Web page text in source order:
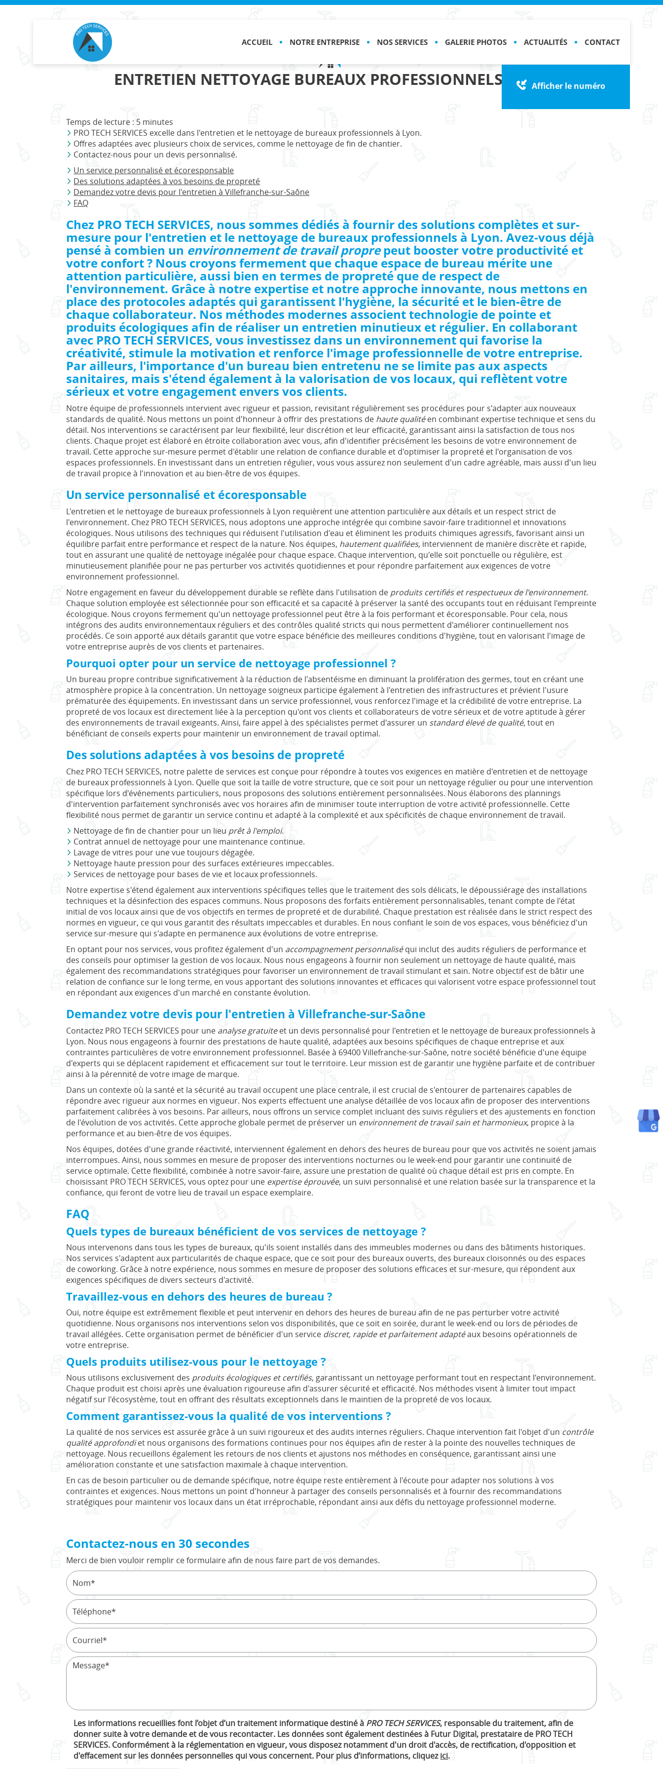
ACCUEIL NOTRE ENTREPRISE NOS SERVICES GALERIE PHOTOS ACTUALITÉS CONTACT
Afficher le numéro
ENTRETIEN NETTOYAGE BUREAUX PROFESSIONNELS LYON
Temps de lecture : 5 minutes
PRO TECH SERVICES excelle dans l'entretien et le nettoyage de bureaux professionnels à Lyon.
Offres adaptées avec plusieurs choix de services, comme le nettoyage de fin de chantier.
Contactez-nous pour un devis personnalisé.
Un service personnalisé et écoresponsable
Des solutions adaptées à vos besoins de propreté
Demandez votre devis pour l'entretien à Villefranche-sur-Saône
FAQ
Chez PRO TECH SERVICES, nous sommes dédiés à fournir des solutions complètes et sur-
mesure pour l'entretien et le nettoyage de bureaux professionnels à Lyon. Avez-vous déjà
pensé à combien un environnement de travail proprepeut booster votre productivité et
votre confort ? Nous croyons fermement que chaque espace de bureau mérite une
attention particulière, aussi bien en termes de propreté que de respect de
l'environnement. Grâce à notre expertise et notre approche innovante, nous mettons en
place des protocoles adaptés qui garantissent l'hygiène, la sécurité et le bien-être de
chaque collaborateur. Nos méthodes modernes associent technologie de pointe et
produits écologiques afin de réaliser un entretien minutieux et régulier. En collaborant
avec PRO TECH SERVICES, vous investissez dans un environnement qui favorise la
créativité, stimule la motivation et renforce l'image professionnelle de votre entreprise.
Par ailleurs, l'importance d'un bureau bien entretenu ne se limite pas aux aspects
sanitaires, mais s'étend également à la valorisation de vos locaux, qui reflètent votre
sérieux et votre engagement envers vos clients.
Notre équipe de professionnels intervient avec rigueur et passion, revisitant régulièrement ses procédures pour s'adapter aux nouveaux
standards de qualité. Nous mettons un point d'honneur à offrir des prestations de haute qualitéen combinant expertise technique et sens du
détail. Nos interventions se caractérisent par leur flexibilité, leur discrétion et leur efficacité, garantissant ainsi la satisfaction de tous nos
clients. Chaque projet est élaboré en étroite collaboration avec vous, afin d'identifier précisément les besoins de votre environnement de
travail. Cette approche sur-mesure permet d'établir une relation de confiance durable et d'optimiser la propreté et l'organisation de vos
espaces professionnels. En investissant dans un entretien régulier, vous vous assurez non seulement d'un cadre agréable, mais aussi d'un lieu
de travail propice à l'innovation et au bien-être de vos équipes.
Un service personnalisé et écoresponsable
L'entretien et le nettoyage de bureaux professionnels à Lyon requièrent une attention particulière aux détails et un respect strict de
l'environnement. Chez PRO TECH SERVICES, nous adoptons une approche intégrée qui combine savoir-faire traditionnel et innovations
écologiques. Nous utilisons des techniques qui réduisent l'utilisation d'eau et éliminent les produits chimiques agressifs, favorisant ainsi un
équilibre parfait entre performance et respect de la nature. Nos équipes, hautement qualifiées, interviennent de manière discrète et rapide,
tout en assurant une qualité de nettoyage inégalée pour chaque espace. Chaque intervention, qu'elle soit ponctuelle ou régulière, est
minutieusement planifiée pour ne pas perturber vos activités quotidiennes et pour répondre parfaitement aux exigences de votre
environnement professionnel.
Notre engagement en faveur du développement durable se reflète dans l'utilisation de produits certifiés et respectueux de l'environnement.
Chaque solution employée est sélectionnée pour son efficacité et sa capacité à préserver la santé des occupants tout en réduisant l'empreinte
écologique. Nous croyons fermement qu'un nettoyage professionnel peut être à la fois performant et écoresponsable. Pour cela, nous
intégrons des audits environnementaux réguliers et des contrôles qualité stricts qui nous permettent d'améliorer continuellement nos
procédés. Ce soin apporté aux détails garantit que votre espace bénéficie des meilleures conditions d'hygiène, tout en valorisant l'image de
votre entreprise auprès de vos clients et partenaires.
Pourquoi opter pour un service de nettoyage professionnel ?
Un bureau propre contribue significativement à la réduction de l'absentéisme en diminuant la prolifération des germes, tout en créant une
atmosphère propice à la concentration. Un nettoyage soigneux participe également à l'entretien des infrastructures et prévient l'usure
prématurée des équipements. En investissant dans un service professionnel, vous renforcez l'image et la crédibilité de votre entreprise. La
propreté de vos locaux est directement liée à la perception qu'ont vos clients et collaborateurs de votre sérieux et de votre aptitude à gérer
des environnements de travail exigeants. Ainsi, faire appel à des spécialistes permet d'assurer un standard élevé de qualité, tout en
bénéficiant de conseils experts pour maintenir un environnement de travail optimal.
Des solutions adaptées à vos besoins de propreté
Chez PRO TECH SERVICES, notre palette de services est conçue pour répondre à toutes vos exigences en matière d'entretien et de nettoyage
de bureaux professionnels à Lyon. Quelle que soit la taille de votre structure, que ce soit pour un nettoyage régulier ou pour une intervention
spécifique lors d'événements particuliers, nous proposons des solutions entièrement personnalisées. Nous élaborons des plannings
d'intervention parfaitement synchronisés avec vos horaires afin de minimiser toute interruption de votre activité professionnelle. Cette
flexibilité nous permet de garantir un service continu et adapté à la complexité et aux spécificités de chaque environnement de travail.
Nettoyage de fin de chantier pour un lieu prêt à l'emploi.
Contrat annuel de nettoyage pour une maintenance continue.
Lavage de vitres pour une vue toujours dégagée.
Nettoyage haute pression pour des surfaces extérieures impeccables.
Services de nettoyage pour bases de vie et locaux professionnels.
Notre expertise s'étend également aux interventions spécifiques telles que le traitement des sols délicats, le dépoussiérage des installations
techniques et la désinfection des espaces communs. Nous proposons des forfaits entièrement personnalisables, tenant compte de l'état
initial de vos locaux ainsi que de vos objectifs en termes de propreté et de durabilité. Chaque prestation est réalisée dans le strict respect des
normes en vigueur, ce qui vous garantit des résultats impeccables et durables. En nous confiant le soin de vos espaces, vous bénéficiez d'un
service sur-mesure qui s'adapte en permanence aux évolutions de votre entreprise.
En optant pour nos services, vous profitez également d'un accompagnement personnaliséqui inclut des audits réguliers de performance et
des conseils pour optimiser la gestion de vos locaux. Nous nous engageons à fournir non seulement un nettoyage de haute qualité, mais
également des recommandations stratégiques pour favoriser un environnement de travail stimulant et sain. Notre objectif est de bâtir une
relation de confiance sur le long terme, en vous apportant des solutions innovantes et efficaces qui valorisent votre espace professionnel tout
en répondant aux exigences d'un marché en constante évolution.
Demandez votre devis pour l'entretien à Villefranche-sur-Saône
Contactez PRO TECH SERVICES pour une analyse gratuiteet un devis personnalisé pour l'entretien et le nettoyage de bureaux professionnels à
Lyon. Nous nous engageons à fournir des prestations de haute qualité, adaptées aux besoins spécifiques de chaque entreprise et aux
contraintes particulières de votre environnement professionnel. Basée à 69400 Villefranche-sur-Saône, notre société bénéficie d'une équipe
d'experts qui se déplacent rapidement et efficacement sur tout le territoire. Leur mission est de garantir une hygiène parfaite et de contribuer
ainsi à la pérennité de votre image de marque.
Dans un contexte où la santé et la sécurité au travail occupent une place centrale, il est crucial de s'entourer de partenaires capables de
répondre avec rigueur aux normes en vigueur. Nos experts effectuent une analyse détaillée de vos locaux afin de proposer des interventions
parfaitement calibrées à vos besoins. Par ailleurs, nous offrons un service complet incluant des suivis réguliers et des ajustements en fonction
de l'évolution de vos activités. Cette approche globale permet de préserver un environnement de travail sain et harmonieux, propice à la
performance et au bien-être de vos équipes.
Nos équipes, dotées d'une grande réactivité, interviennent également en dehors des heures de bureau pour que vos activités ne soient jamais
interrompues. Ainsi, nous sommes en mesure de proposer des interventions nocturnes ou le week-end pour garantir une continuité de
service optimale. Cette flexibilité, combinée à notre savoir-faire, assure une prestation de qualité où chaque détail est pris en compte. En
choisissant PRO TECH SERVICES, vous optez pour une expertise éprouvée, un suivi personnalisé et une relation basée sur la transparence et la
confiance, qui feront de votre lieu de travail un espace exemplaire.
FAQ
Quels types de bureaux bénéficient de vos services de nettoyage ?
Nous intervenons dans tous les types de bureaux, qu'ils soient installés dans des immeubles modernes ou dans des bâtiments historiques.
Nos services s'adaptent aux particularités de chaque espace, que ce soit pour des bureaux ouverts, des bureaux cloisonnés ou des espaces
de coworking. Grâce à notre expérience, nous sommes en mesure de proposer des solutions efficaces et sur-mesure, qui répondent aux
exigences spécifiques de divers secteurs d'activité.
Travaillez-vous en dehors des heures de bureau ?
Oui, notre équipe est extrêmement flexible et peut intervenir en dehors des heures de bureau afin de ne pas perturber votre activité
quotidienne. Nous organisons nos interventions selon vos disponibilités, que ce soit en soirée, durant le week-end ou lors de périodes de
travail allégées. Cette organisation permet de bénéficier d'un service discret, rapide et parfaitement adaptéaux besoins opérationnels de
votre entreprise.
Quels produits utilisez-vous pour le nettoyage ?
Nous utilisons exclusivement des produits écologiques et certifiés, garantissant un nettoyage performant tout en respectant l'environnement.
Chaque produit est choisi après une évaluation rigoureuse afin d'assurer sécurité et efficacité. Nos méthodes visent à limiter tout impact
négatif sur l'écosystème, tout en offrant des résultats exceptionnels dans le maintien de la propreté de vos locaux.
Comment garantissez-vous la qualité de vos interventions ?
La qualité de nos services est assurée grâce à un suivi rigoureux et des audits internes réguliers. Chaque intervention fait l'objet d'un contrôle
qualité approfondiet nous organisons des formations continues pour nos équipes afin de rester à la pointe des nouvelles techniques de
nettoyage. Nous recueillons également les retours de nos clients et ajustons nos méthodes en conséquence, garantissant ainsi une
amélioration constante et une satisfaction maximale à chaque intervention.
En cas de besoin particulier ou de demande spécifique, notre équipe reste entièrement à l'écoute pour adapter nos solutions à vos
contraintes et exigences. Nous mettons un point d'honneur à partager des conseils personnalisés et à fournir des recommandations
stratégiques pour maintenir vos locaux dans un état irréprochable, répondant ainsi aux défis du nettoyage professionnel moderne.
Contactez-nous en 30 secondes
Merci de bien vouloir remplir ce formulaire afin de nous faire part de vos demandes.
Les informations recueillies font l’objet d’un traitement informatique destiné à PRO TECH SERVICES, responsable du traitement, afin de
donner suite à votre demande et de vous recontacter. Les données sont également destinées à Futur Digital, prestataire de PRO TECH
SERVICES. Conformément à la réglementation en vigueur, vous disposez notamment d'un droit d'accès, de rectification, d'opposition et
d'effacement sur les données personnelles qui vous concernent. Pour plus d’informations, cliquezici.